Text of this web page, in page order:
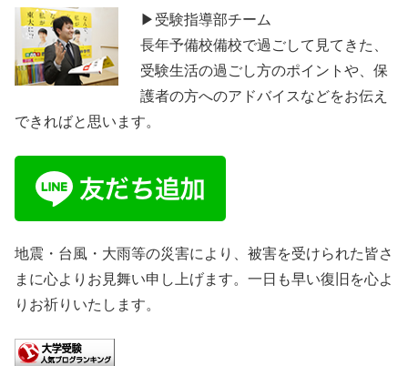
▶受験指導部チーム
長年予備校備校で過ごして見てきた、
受験生活の過ごし方のポイントや、保
護者の方へのアドバイスなどをお伝え
できればと思います。
地震・台風・大雨等の災害により、被害を受けられた皆さ
まに心よりお見舞い申し上げます。一日も早い復旧を心よ
りお祈りいたします。